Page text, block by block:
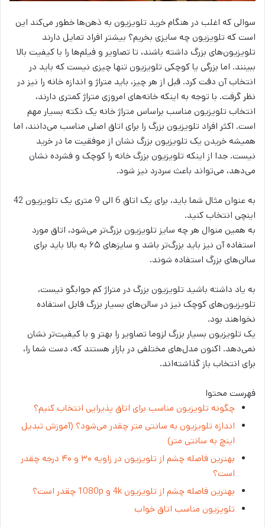
سوالی که اغلب در هنگام خرید تلویزیون به ذهن‌ها خطور می‌کند این
است که تلویزیون چه سایزی بخریم؟ بیشتر افراد تمایل دارند
تلویزیون‌های بزرگ داشته باشند، تا تصاویر و فیلم‌ها را با کیفیت بالا
ببینند. اما بزرگی یا کوچکی تلویزیون تنها چیزی نیست که باید در
انتخاب آن دقت کرد. قبل از هر چیز، باید متراژ و اندازه خانه را نیز در
نظر گرفت. با توجه به اینکه خانه‌های امروزی متراژ کمتری دارند،
انتخاب تلویزیون مناسب براساس متراژ خانه یک نکته بسیار مهم
است. اکثر افراد تلویزیون بزرگ را برای اتاق اصلی مناسب می‌دانند، اما
همیشه خریدن یک تلویزیون بزرگ نشان از موفقیت ما در خرید
نیست. جدا از اینکه تلویزیون بزرگ خانه را کوچک و فشرده نشان
می‌دهد، می‌تواند باعث سردرد نیز شود.
به عنوان مثال شما باید، برای یک اتاق 6 الی 9 متری یک تلویزیون 42
اینچی انتخاب کنید.
به همین منوال هر چه سایز تلویزیون بزرگ‌تر می‌شود، اتاق مورد
استفاده آن نیز باید بزرگ‌تر باشد و سایزهای ۶۵ به بالا باید برای
سالن‌های بزرگ استفاده شوند.
به یاد داشته باشید تلویزیون بزرگ در متراژ کم جوابگو نیست،
تلویزیون‌های کوچک نیز در سالن‌های بسیار بزرگ قابل استفاده
نخواهند بود.
یک تلویزیون بسیار بزرگ لزوما تصاویر را بهتر و با کیفیت‌تر نشان
نمی‌دهد. اکنون مدل‌های مختلفی در بازار هستند که، دست شما را،
برای انتخاب باز گذاشته‌اند.
فهرست محتوا
چگونه تلویزیون مناسب برای اتاق پذیرایی انتخاب کنیم؟
اندازه تلویزیون به سانتی متر چقدر می‌شود؟ (آموزش تبدیل
اینچ به سانتی متر)
بهترین فاصله چشم از تلویزیون در زاویه ۳۰ و ۴۰ درجه چقدر
است؟
بهترین فاصله چشم از تلويزيون 4k و 1080p چقدر است؟
تلویزیون مناسب اتاق خواب